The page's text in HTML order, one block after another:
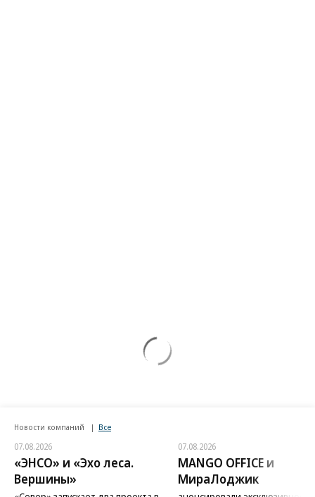
Новости компаний Все
07.08.2026
«ЭНСО» и «Эхо леса.
Вершины»
07.08.2026
MANGO OFFICE и
МираЛоджик